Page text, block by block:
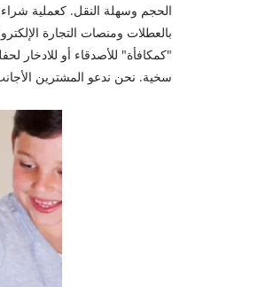
الحجم وسهلة النقل. كعملية شراء
بالعطلات ومنصات التجارة
سخية. نحن ندعو المشترين